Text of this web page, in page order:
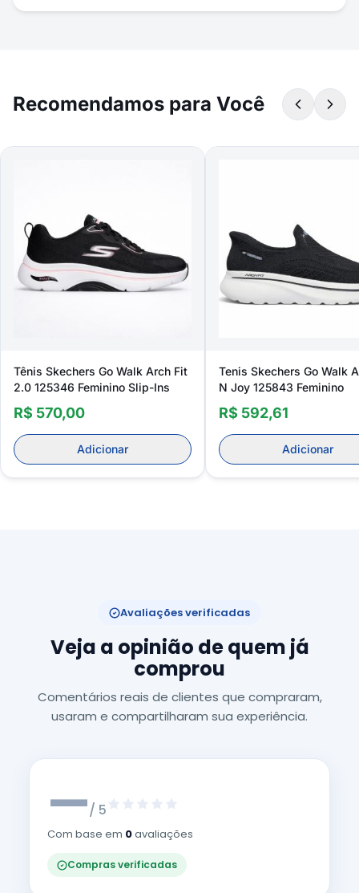
Recomendamos para Você
Tênis Skechers Go Walk Arch Fit
2.0 125346 Feminino Slip-Ins
R$ 570,00
Adicionar
Tenis Skechers Go Walk
N Joy 125843 Feminino
R$ 592,61
Adicionar
Avaliações verificadas
Veja a opinião de quem já
comprou
Comentários reais de clientes que compraram,
usaram e compartilharam sua experiência.
—/ 5
Com base em 0avaliações
Compras verificadas